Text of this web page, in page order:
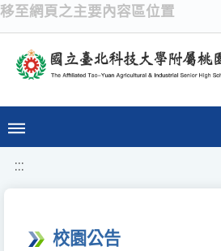
移至網頁之主要內容區位置
:::
校園公告